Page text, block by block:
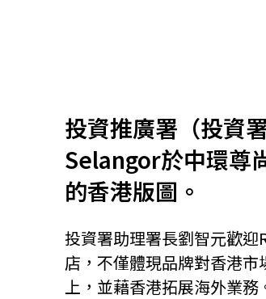
關聯網站
香港家族辦公室
投資推廣署（投資
Selangor於中環尊
的香港版圖。
投資署助理署長劉智元歡
店，不僅體現品牌對香港
上，並藉香港拓展海外業務